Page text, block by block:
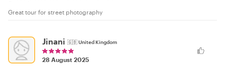
Great tour for street photography
Jinani 🇬🇧United Kingdom
28 August 2025